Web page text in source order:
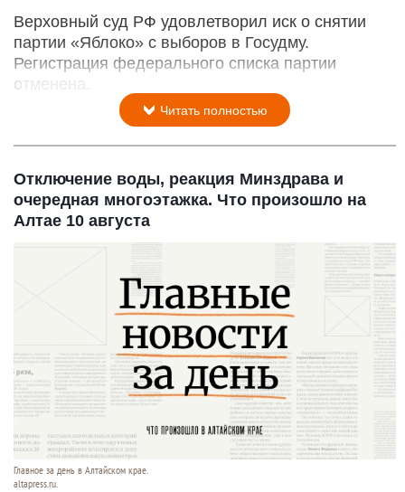
Верховный суд РФ удовлетворил иск о снятии
партии «Яблоко» с выборов в Госудму.
Регистрация федерального списка партии
отменена.
Читать полностью
Отключение воды, реакция Минздрава и
очередная многоэтажка. Что произошло на
Алтае 10 августа
Главное за день в Алтайском крае.
altapress.ru.